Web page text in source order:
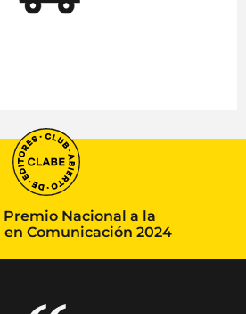
Premio Nacional a la
en Comunicación 2024